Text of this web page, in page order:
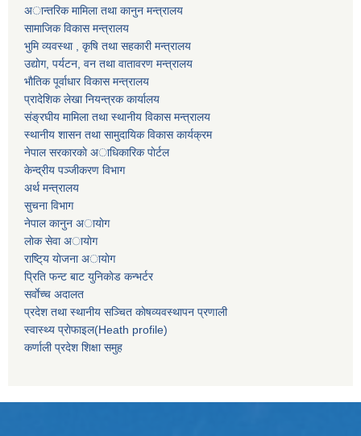
अान्तरिक मामिला तथा कानुन मन्त्रालय
सामाजिक विकास मन्त्रालय
भुमि व्यवस्था , कृषि तथा सहकारी मन्त्रालय
उद्याेग, पर्यटन, वन तथा वातावरण मन्त्रालय
भाैतिक पूर्वाधार विकास मन्त्रालय
प्रादेशिक लेखा नियन्त्रक कार्यालय
संङ्रघीय मामिला तथा स्थानीय विकास मन्त्रालय
स्थानीय शासन तथा सामुदायिक विकास कार्यक्रम
नेपाल सरकारकाे अाधिकारिक पाेर्टल
केन्द्रीय पञ्जीकरण विभाग
अर्थ मन्त्रालय
सुचना विभाग
नेपाल कानुन अायाेग
लाेक सेवा अायाेग
राष्टि्य याेजना अायाेग
प्रिति फन्ट बाट युनिकाेड कन्भर्टर
सर्वाेच्च अदालत
प्रदेश तथा स्थानीय सञ्चित काेषव्यवस्थापन प्रणाली
स्वास्थ्य प्राेफाइल(Heath profile)
कर्णाली प्रदेश शिक्षा समुह